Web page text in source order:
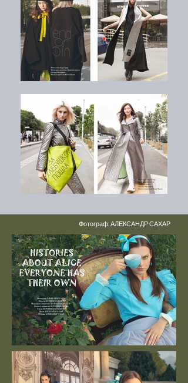
Фотограф: АЛЕКСАНДР САХАР